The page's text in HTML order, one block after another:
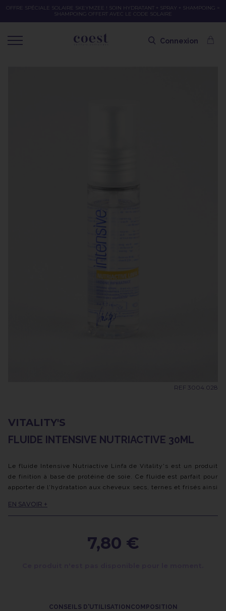
OFFRE SPÉCIALE SOLAIRE SKEYMZEE ! SOIN HYDRATANT + SPRAY + SHAMPOING =
SHAMPOING OFFERT AVEC LE CODE SOLAIRE
Connexion
REF 3004.028
VITALITY'S
FLUIDE INTENSIVE NUTRIACTIVE 30ML
Le fluide Intensive Nutriactive Linfa de Vitality's est un produit
de finition à base de protéine de soie. Ce fluide est parfait pour
apporter de l'hydratation aux cheveux secs, ternes et frisés ainsi
permet d'hydrater les cheveux. Cette huile a également des
EN SAVOIR +
7,80 €
CONSEILS D'UTILISATION COMPOSITION